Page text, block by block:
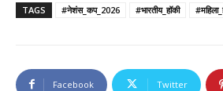
TAGS #नेशंस_कप_2026 #भारतीय_हॉकी
Facebook Twitter